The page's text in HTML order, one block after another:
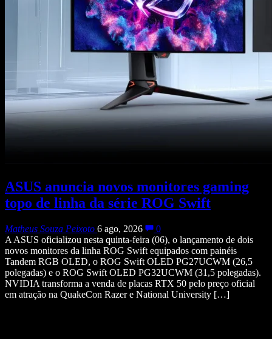
ASUS anuncia novos monitores gaming
topo de linha da série ROG Swift
Matheus Souza Peixoto 6 ago, 2026
0
A ASUS oficializou nesta quinta-feira (06), o lançamento de dois
novos monitores da linha ROG Swift equipados com painéis
Tandem RGB OLED, o ROG Swift OLED PG27UCWM (26,5
polegadas) e o ROG Swift OLED PG32UCWM (31,5 polegadas).
NVIDIA transforma a venda de placas RTX 50 pelo preço oficial
em atração na QuakeCon Razer e National University […]